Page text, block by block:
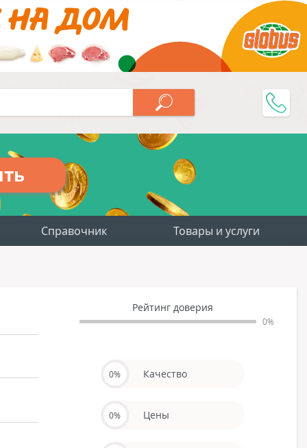
Справочник Товары и услуги
Рейтинг доверия
0%
0% Качество
0% Цены